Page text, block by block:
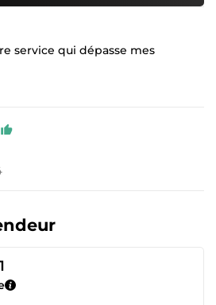
service qui dépasse mes